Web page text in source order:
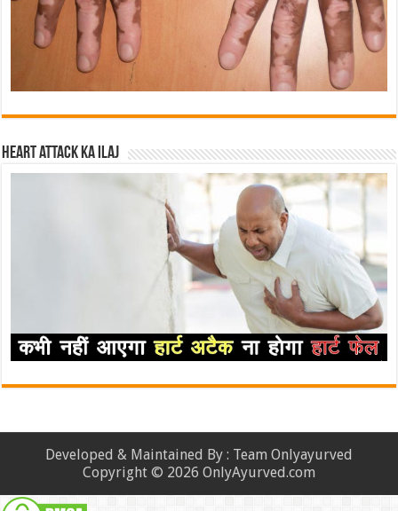
Heart attack ka ilaj
Developed & Maintained By : Team Onlyayurved
Copyright © 2026 OnlyAyurved.com